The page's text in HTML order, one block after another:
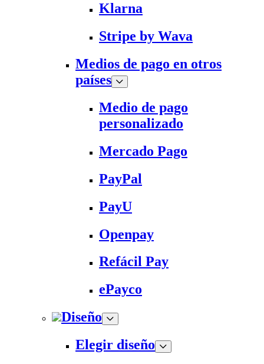
Klarna
Stripe by Wava
Medios de pago en otros
países
Medio de pago
personalizado
Mercado Pago
PayPal
PayU
Openpay
Refácil Pay
ePayco
Diseño
Elegir diseño